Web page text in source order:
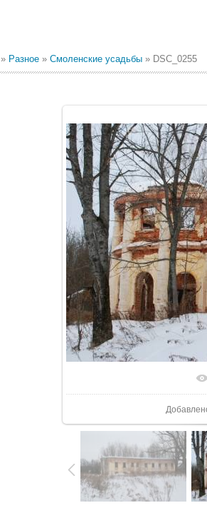
» Разное » Смоленские усадьбы » DSC_0255
В